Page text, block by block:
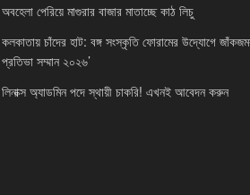
অবহেলা পেরিয়ে মাগুরার বাজার মাতাচ্ছে কাঠ লিচু
কলকাতায় চাঁদের হাট: বঙ্গ সংস্কৃতি ফোরামের উদ্যোগে
প্রতিভা সম্মান ২০২৬’
লিনাক্স অ্যাডমিন পদে স্থায়ী চাকরি! এখনই আবেদন করুন